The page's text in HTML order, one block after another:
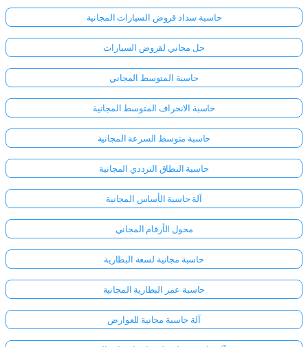
حاسبة سداد قروض السيارات المجانية
حل مجاني لقروض السيارات
حاسبة المتوسط المجاني
حاسبة الانحراف المتوسط المجانية
حاسبة متوسط السرعة المجانية
حاسبة النطاق الترددي المجانية
آلة حاسبة الأساس المجانية
محول الأرقام المجاني
حاسبة مجانية لسعة البطارية
حاسبة عمر البطارية المجانية
آلة حاسبة مجانية للعوارض